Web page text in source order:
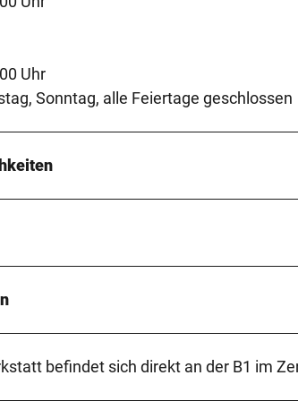
Uhr
Sonntag, alle Feiertage geschlossen
befindet sich direkt an der B1 im